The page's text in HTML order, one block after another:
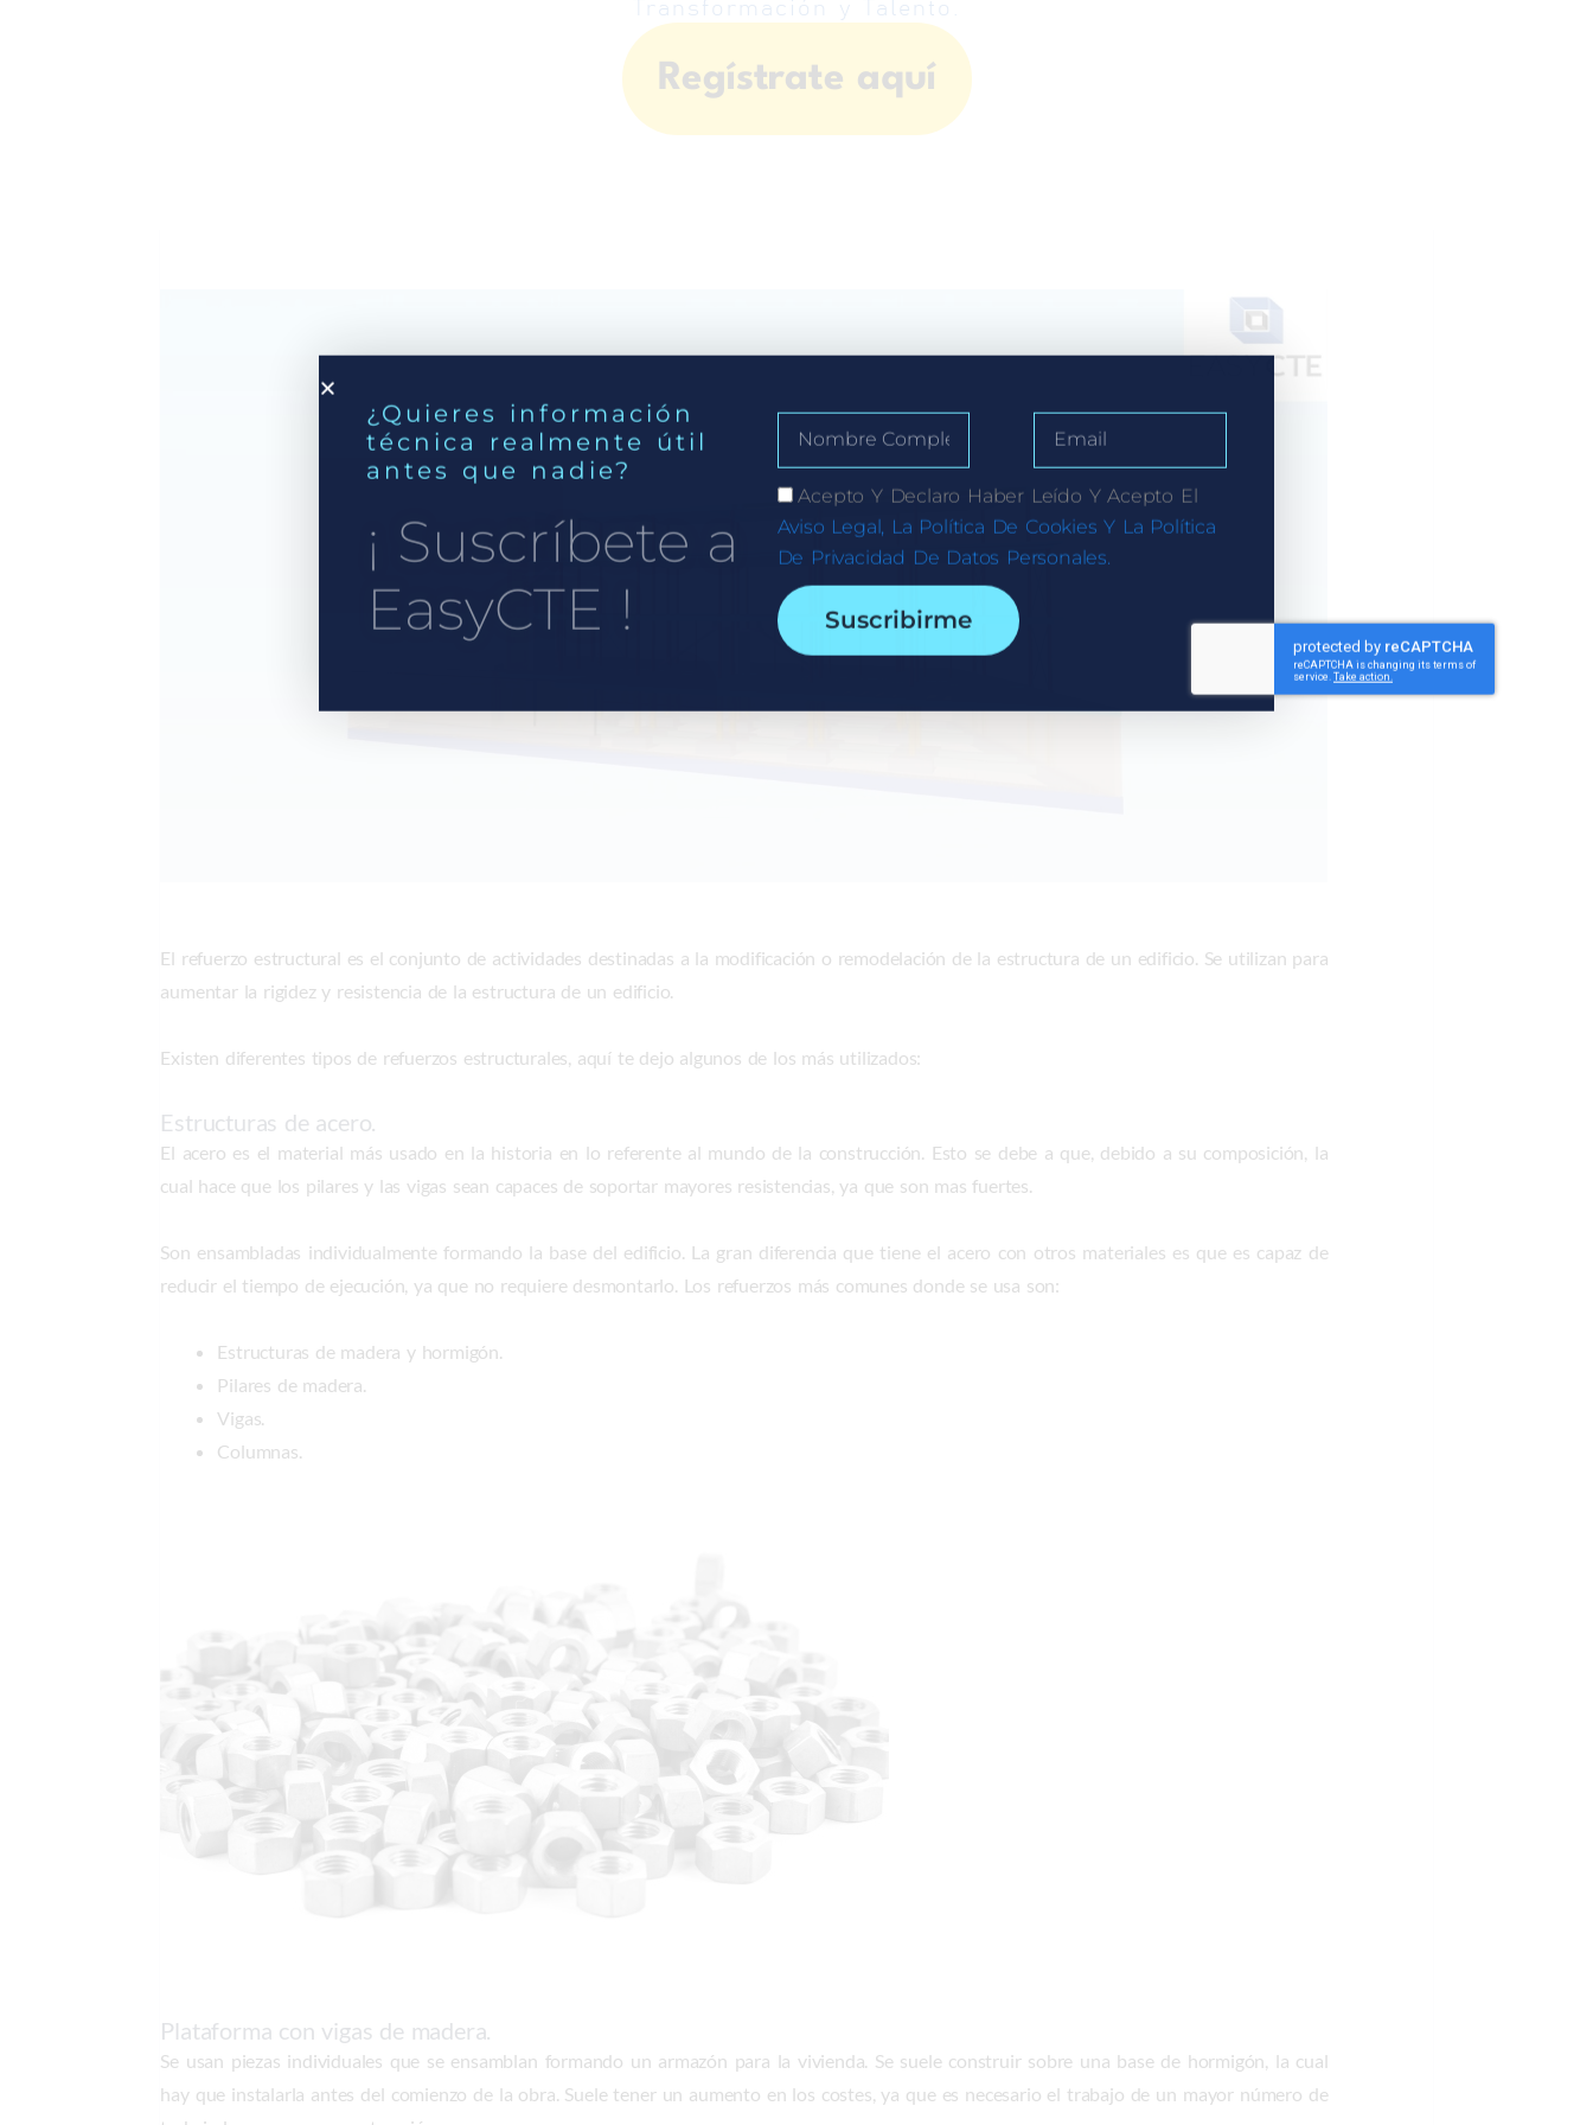
Transformación y Talento.
Regístrate aquí
El refuerzo estructural es el conjunto de actividades destinadas a la modificación o remodelación de la estructura de un edificio. Se utilizan para
aumentar la rigidez y resistencia de la estructura de un edificio.
Existen diferentes tipos de refuerzos estructurales, aquí te dejo algunos de los más utilizados:
Estructuras de acero.
El acero es el material más usado en la historia en lo referente al mundo de la construcción. Esto se debe a que, debido a su composición, la
cual hace que los pilares y las vigas sean capaces de soportar mayores resistencias, ya que son mas fuertes.
Son ensambladas individualmente formando la base del edificio. La gran diferencia que tiene el acero con otros materiales es que es capaz de
reducir el tiempo de ejecución, ya que no requiere desmontarlo. Los refuerzos más comunes donde se usa son:
Estructuras de madera y hormigón.
Pilares de madera.
Vigas.
Columnas.
Plataforma con vigas de madera.
Se usan piezas individuales que se ensamblan formando un armazón para la vivienda. Se suele construir sobre una base de hormigón, la cual
hay que instalarla antes del comienzo de la obra. Suele tener un aumento en los costes, ya que es necesario el trabajo de un mayor número de
¿Quieres información
técnica realmente útil
antes que nadie?
¡ Suscríbete a
EasyCTE !
Acepto Y Declaro Haber Leído Y Acepto El
Aviso Legal, La Política De Cookies Y La Política
De Privacidad De Datos Personales.
Suscribirme